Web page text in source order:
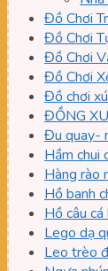
Đồ Chơi
Đồ Chơi
Đồ Chơi
Đồ Chơi
Đồ chơi
ĐỒNG
Đu quay-
Hầm chui
Hàng rào
Hồ banh
Hồ câu
Lego dạ
Leo trèo